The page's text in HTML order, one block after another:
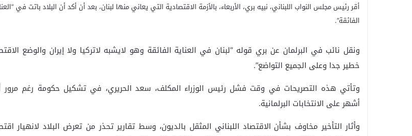
أقر رئيس مجلس النواب اللبناني، نبيه بري، الأربعاء، بالأزمة الاقتصادية التي يعاني منها لبنان، بعد أن أكد أن البلاد باتت في
الفائقة”.
ونقل نائب في البرلمان عن بري قوله “لبنان في العناية الفائقة وهو لايشبه لاتركيا ولا إيران والوضع
خطير جدا وعلى الجميع التواضع”.
وتأتي هذه التصريحات في وقت فشل رئيس الوزراء المكلف، سعد الحريري، في تشكيل حكومة رغم مرور
أشهر على الانتخابات البرلمانية.
وأثار التأخير مخاوف بشأن الاقتصاد اللبناني المثقل بالديون، وسط تقارير تحذر من تعرض البلاد لانهيار